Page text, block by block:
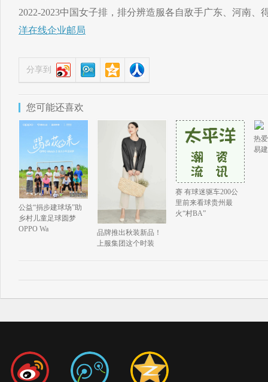
2022-2023中国女子排，排分辨造服各自敌手广东、河南、
洋在线企业邮局
分享到
您可能还喜欢
公益“捐步建球场”助
乡村儿童足球圆梦
OPPO Wa
品牌推出秋装新品！
上服集团这个时装
赛 有球迷驱车200公
里前来看球贵州最
火“村BA”
热
易